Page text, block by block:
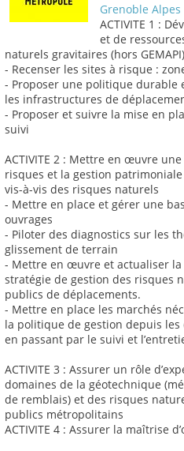
Grenoble
ACTIVITE 1 :
et de
naturels gravitaires (hors GEMAPI)
- Recenser les sites à risque :
- Proposer une politique durable
les infrastructures de
- Proposer et suivre la mise en
suivi
ACTIVITE 2 : Mettre en œuvre
risques et la gestion
vis-à-vis des risques naturels
- Mettre en place et gérer une
ouvrages
- Piloter des diagnostics sur les
glissement de terrain
- Mettre en œuvre et actualiser
stratégie de gestion des risques
publics de déplacements.
- Mettre en place les marchés
la politique de gestion depuis les
en passant par le suivi et
ACTIVITE 3 : Assurer un rôle
domaines de la géotechnique
de remblais) et des risques
publics métropolitains
ACTIVITE 4 : Assurer la maîtrise